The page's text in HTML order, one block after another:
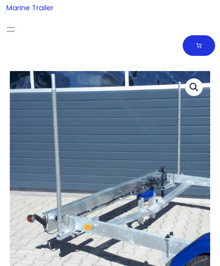
Skip
to
content
Marine Trailer